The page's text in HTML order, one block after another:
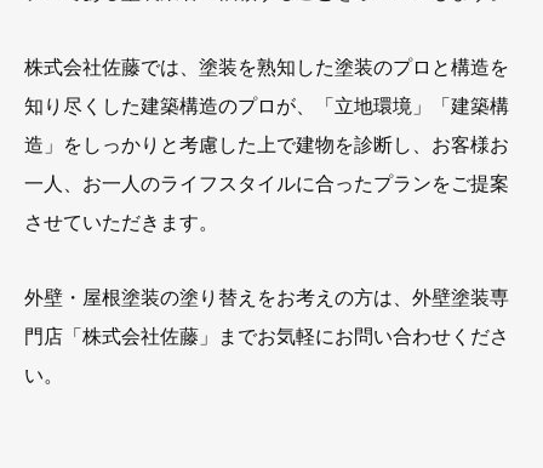
株式会社佐藤では、塗装を熟知した塗装のプロと構造を
知り尽くした建築構造のプロが、「立地環境」「建築構
造」をしっかりと考慮した上で建物を診断し、お客様お
一人、お一人のライフスタイルに合ったプランをご提案
させていただきます。
外壁・屋根塗装の塗り替えをお考えの方は、外壁塗装専
門店「株式会社佐藤」までお気軽にお問い合わせくださ
い。